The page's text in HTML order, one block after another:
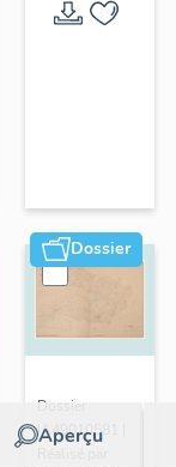
d'étude
Dossier
Aperçu
Dossier
IA49010581 |